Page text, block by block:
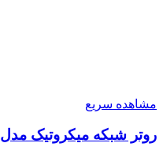
مشاهده سریع
روتر شبکه میکروتیک مدل RB5009UPr+S+IN